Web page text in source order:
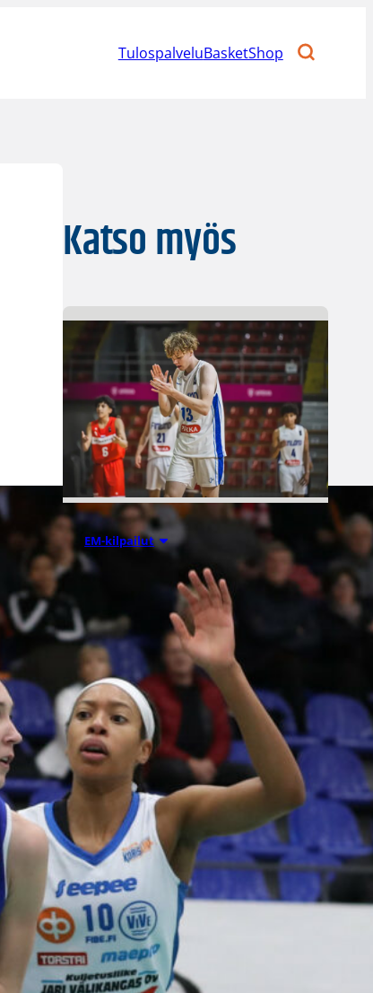
TulospalveluBasketShop
Katso myös
EM-kilpailut 08.08.2026 00:37
Suomen 16-
vuotiaat pojat
voittivat
Luxemburgin
– EM-kisojen
voittotili
aukesi
vakuuttavalla
pelillä